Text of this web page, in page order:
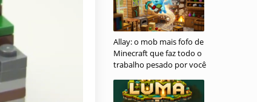
Allay: o mob mais fofo de
Minecraft que faz todo o
trabalho pesado por você